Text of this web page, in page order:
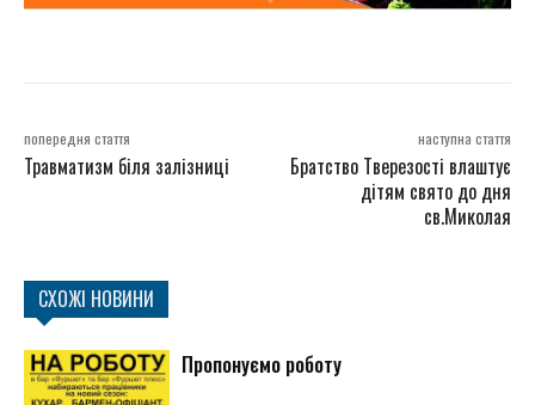
попередня стаття
Травматизм біля залізниці
наступна стаття
Братство Тверезості влаштує
дітям свято до дня
св.Миколая
СХОЖІ НОВИНИ
Пропонуємо роботу